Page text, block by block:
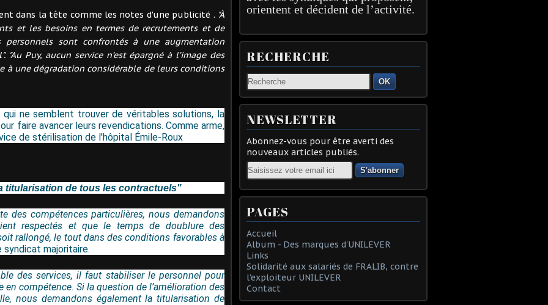
dans la tête comme les notes d'une publicité . "À
et les besoins en termes de recrutements et de
personnels sont confrontés à une augmentation
Puy, aucun service n’est épargné à l’image des
à une dégradation considérable de leurs conditions
ne semblent trouver de véritables solutions, la
faire avancer leurs revendications. Comme arme,
de stérilisation de l'hôpital Émile-Roux
titularisation de tous les contractuels"
des compétences particulières, nous demandons
respectés et que le temps de doublure des
rallongé, le tout dans des conditions favorables à
syndicat majoritaire.
des services, il faut stabiliser le personnel pour
en compétence. Si la question de l’amélioration des
nous demandons également la titularisation de
orientent et décident de l’activité.
RECHERCHE
OK
NEWSLETTER
Abonnez-vous pour être averti des
nouveaux articles publiés.
Email
PAGES
Accueil
Album - Des marques d'UNILEVER
Links
Solidarité aux salariés de FRALIB, contre
l'exploiteur UNILEVER
Contact